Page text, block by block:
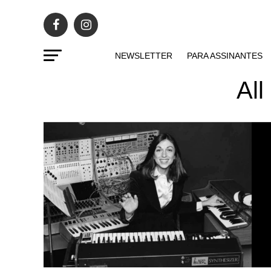
NEWSLETTER PARA ASSINANTES
All